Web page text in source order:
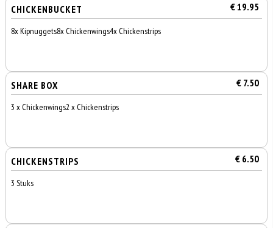
CHICKENBUCKET € 19.95
8x Kipnuggets8x Chickenwings4x Chickenstrips
SHARE BOX € 7.50
3 x Chickenwings2 x Chickenstrips
CHICKENSTRIPS € 6.50
3 Stuks